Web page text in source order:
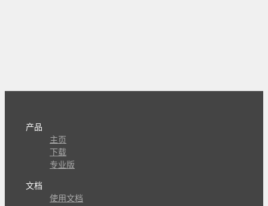
产品
主页
下载
专业版
文档
使用文档